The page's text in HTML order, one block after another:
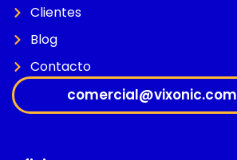
Clientes
Blog
Contacto
comercial@vixonic.com